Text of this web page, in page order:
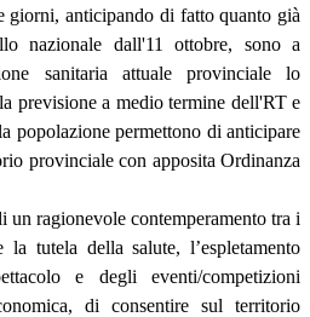
giorni, anticipando di fatto quanto già
nazionale dall'11 ottobre, sono a
sanitaria attuale provinciale lo
previsione a medio termine dell'RT e
popolazione permettono di anticipare
provinciale con apposita Ordinanza
ragionevole contemperamento tra i
tutela della salute, l’espletamento
e degli eventi/competizioni
di consentire sul territorio